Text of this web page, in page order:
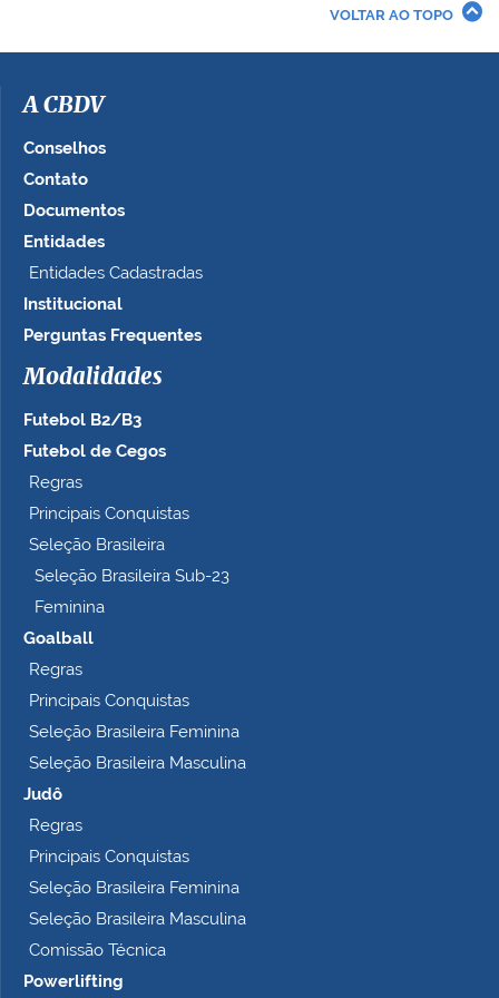
i
a
e
o
t
a
n
o
o
m
e
t
VOLTAR AO TOPO
A CBDV
Conselhos
Contato
Documentos
Entidades
Entidades Cadastradas
Institucional
Perguntas Frequentes
Modalidades
Futebol B2/B3
Futebol de Cegos
Regras
Principais Conquistas
Seleção Brasileira
Seleção Brasileira Sub-23
Feminina
Goalball
Regras
Principais Conquistas
Seleção Brasileira Feminina
Seleção Brasileira Masculina
Judô
Regras
Principais Conquistas
Seleção Brasileira Feminina
Seleção Brasileira Masculina
Comissão Técnica
Powerlifting